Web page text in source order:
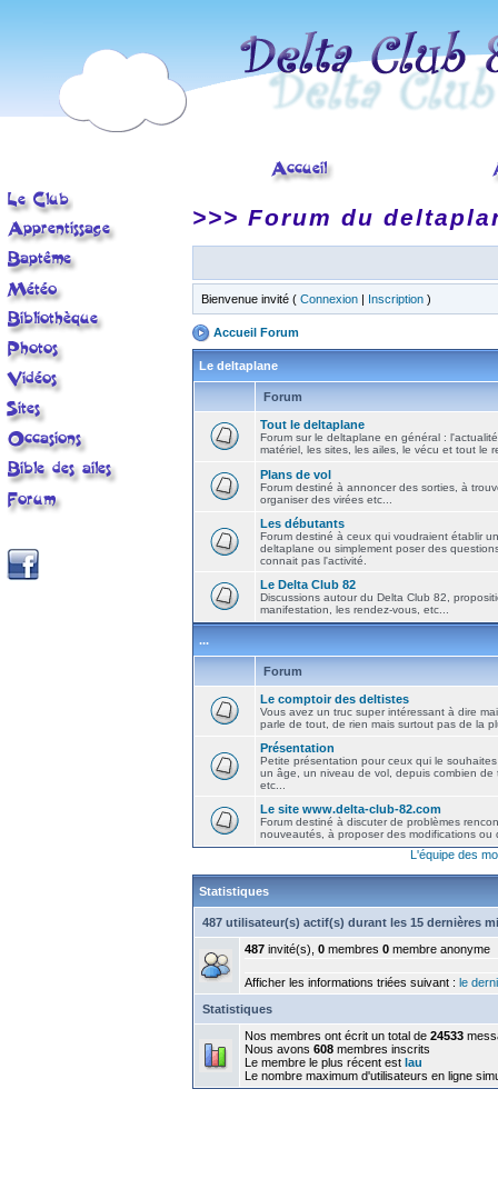
>>> Forum du
Bienvenue invité ( Connexion | Inscription )
Accueil Forum
Le deltaplane
Forum
Tout le deltaplane
Forum sur le deltaplane en général :
matériel, les sites, les ailes, le vécu et tout le
Plans de vol
Forum destiné à annoncer des sorties, à
organiser des virées etc...
Les débutants
Forum destiné à ceux qui voudraient établir
deltaplane ou simplement poser des
connait pas l'activité.
Le Delta Club 82
Discussions autour du Delta Club 82,
manifestation, les rendez-vous, etc...
...
Forum
Le comptoir des deltistes
Vous avez un truc super intéressant à dire
parle de tout, de rien mais surtout pas de la
Présentation
Petite présentation pour ceux qui le
un âge, un niveau de vol, depuis combien de
etc...
Le site www.delta-club-82.com
Forum destiné à discuter de problèmes
nouveautés, à proposer des modifications ou
L'équipe des
Statistiques
487 utilisateur(s) actif(s) durant les 15 dernières
487 invité(s), 0 membres 0 membre anonyme
Afficher les informations triées suivant : le
Statistiques
Nos membres ont écrit un total de 24533
Nous avons 608 membres inscrits
Le membre le plus récent est lau
Le nombre maximum d'utilisateurs en ligne